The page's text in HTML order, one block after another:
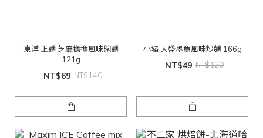
東洋 正麵 芝麻擔擔風味碗麵
121g
NT$69 NT$140
小豬 大盛墨魚風味炒麵 166g
NT$49 NT$120